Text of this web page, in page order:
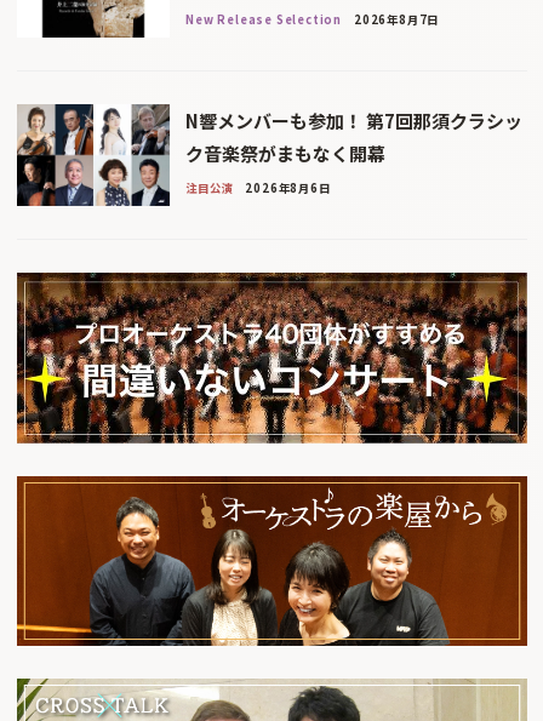
New Release Selection 2026年8月7日
N響メンバーも参加！ 第7回那須クラシッ
ク音楽祭がまもなく開幕
注目公演 2026年8月6日